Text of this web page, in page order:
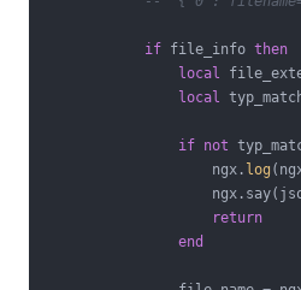
if file_info then
local
local
if not
                    ngx.
log
return
end